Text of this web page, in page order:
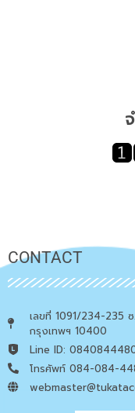
CONTACT
เลขที่ 1091/234-235
กรุงเทพฯ 10400
Line ID:
โทรศัพท์ 084-084-